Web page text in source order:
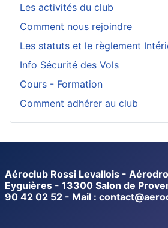
Les activités du club
Comment nous rejoindre
Les statuts et le règlement
Info Sécurité des Vols
Cours - Formation
Comment adhérer au club
Aéroclub Rossi Levallois -
Eyguières - 13300 Salon de
90 42 02 52 - Mail :